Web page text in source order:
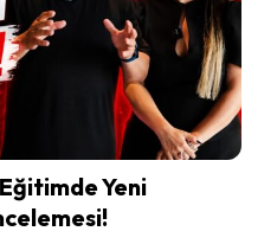
Yeni